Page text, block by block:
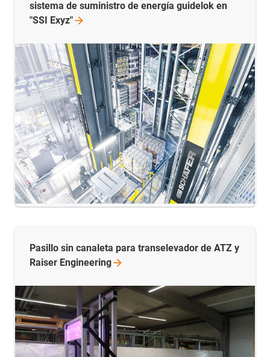
sistema de suministro de energía guidelok en
"SSI
Exyz"
Pasillo sin canaleta para transelevador de ATZ y
Raiser Engineering